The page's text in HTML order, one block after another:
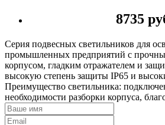
8735
Серия подвесных светильников для
промышленных предприятий с
корпусом, гладким отражателем и
высокую степень защиты IP65 и
Преимущество светильника:
необходимости разборки корпуса,